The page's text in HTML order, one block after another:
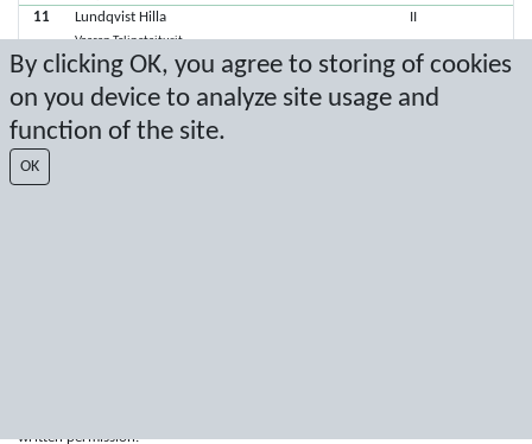
By clicking OK, you agree to storing of cookies
on you device to analyze site usage and
function of the site.
OK
11 Lundqvist Hilla
Vaasan Telinetaiturit
II
11 Mäenpää Lempi
Tampereen Sisu
II
11 Vasara Luna
Tampereen Sisu
II
11
written permission.